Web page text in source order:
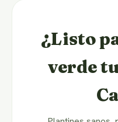
¿Listo
verde